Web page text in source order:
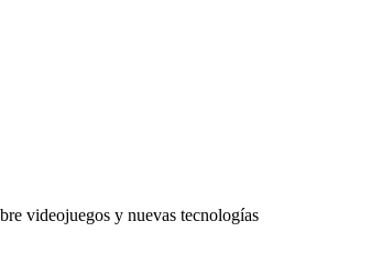
videojuegos y nuevas tecnologías